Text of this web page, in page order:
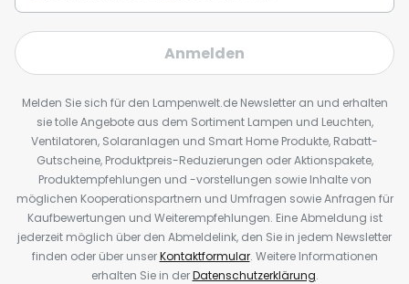
Anmelden
Melden Sie sich für den Lampenwelt.de Newsletter an und erhalten
sie tolle Angebote aus dem Sortiment Lampen und Leuchten,
Ventilatoren, Solaranlagen und Smart Home Produkte, Rabatt-
Gutscheine, Produktpreis-Reduzierungen oder Aktionspakete,
Produktempfehlungen und -vorstellungen sowie Inhalte von
möglichen Kooperationspartnern und Umfragen sowie Anfragen für
Kaufbewertungen und Weiterempfehlungen. Eine Abmeldung ist
jederzeit möglich über den Abmeldelink, den Sie in jedem Newsletter
finden oder über unserKontaktformular. Weitere Informationen
erhalten Sie in derDatenschutzerklärung.